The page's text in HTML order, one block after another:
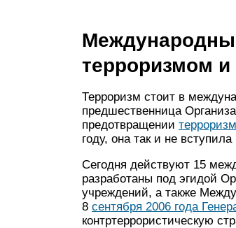
терроризмом
Терроризм стоит в
предшественница
предотвращении
году, она так и не вступила
Сегодня действуют 15
разработаны под эгидой
учреждений, а также
8 сентября 2006 года
контртеррористическую